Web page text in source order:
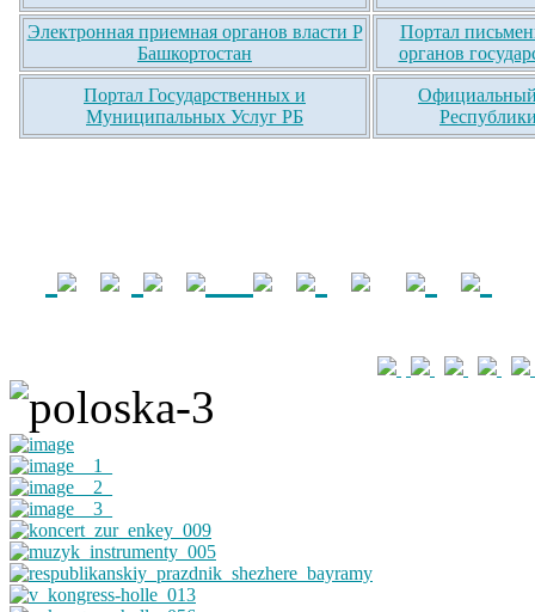
Электронная приемная органов власти Р
Башкортостан
Портал
органов
Портал Государственных и
Муниципальных Услуг РБ
Официальный